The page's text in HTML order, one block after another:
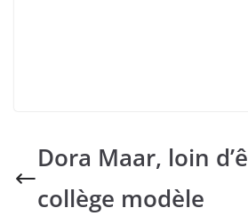
Dora Maar, loin
collège modèle